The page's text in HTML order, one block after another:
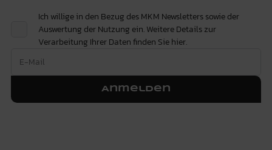
Ich willige in den Bezug des MKM Newsletters sowie der
Auswertung der Nutzung ein. Weitere Details zur
Verarbeitung Ihrer Daten finden Siehier.
Anmelden